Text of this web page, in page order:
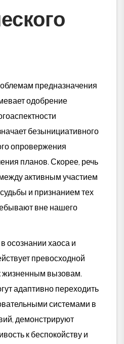
предназначения
одобрение
безынициативного
опровержения
планов. Скорее, речь
активным участием
и признанием тех
вне нашего
осознании хаоса и
превосходной
жизненным вызовам.
адаптивно переходить
системами в
демонстрируют
к беспокойству и